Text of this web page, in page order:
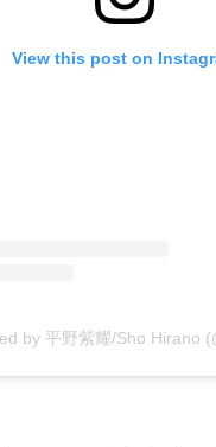
View this post on
by 平野紫耀/Sho Hirano